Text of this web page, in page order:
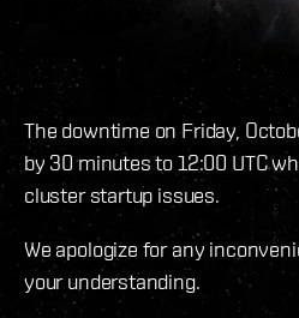
The downtime on Friday,
by 30 minutes to 12:00 UTC
cluster startup issues.
We apologize for any
your understanding.